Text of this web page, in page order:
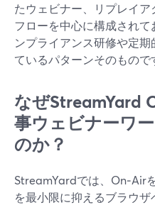
たウェビナー、リプレイ
フローを中心に構成され
ンプライアンス研修や定
ているパターンそのもので
なぜStreamYard
事ウェビナーワ
のか？
StreamYardでは、On‑Air
を最小限に抑えるブラウ